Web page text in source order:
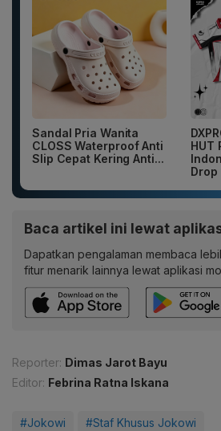
Sandal Pria Wanita
CLOSS Waterproof Anti
Slip Cepat Kering Anti...
HUT
Drop
Baca artikel ini lewat
Dapatkan pengalaman membaca
fitur menarik lainnya lewat aplikasi
Reporter: Dimas Jarot Bayu
Editor: Febrina Ratna Iskana
#Jokowi #Staf Khusus Jokowi